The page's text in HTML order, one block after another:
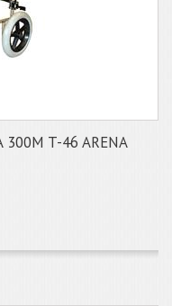
300M T-46 ARENA